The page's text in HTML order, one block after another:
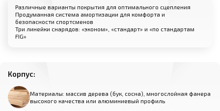
Различные варианты покрытия для оптимального сцепления
Продуманная система амортизации для комфорта и
безопасности спортсменов
Три линейки снарядов: «эконом», «стандарт» и «по стандартам
FIG»
Корпус:
Материалы: массив дерева (бук, сосна), многослойная фанера
высокого качества или алюминиевый профиль